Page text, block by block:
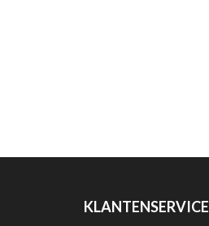
KLANTENSERVICE